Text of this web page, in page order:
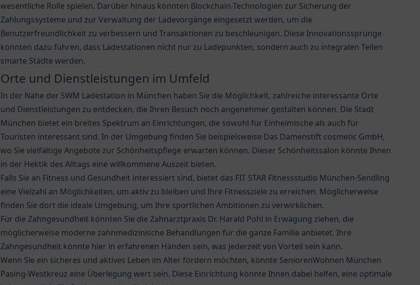
wesentliche Rolle spielen. Darüber hinaus könnten Blockchain-Technologien zur Sicherung der
Zahlungssysteme und zur Verwaltung der Ladevorgänge eingesetzt werden, um die
Benutzerfreundlichkeit zu verbessern und Transaktionen zu beschleunigen. Diese Innovationssprünge
könnten dazu führen, dass Ladestationen nicht nur zu Ladepunkten, sondern auch zu integralen Teilen
smarte Städte werden.
Orte und Dienstleistungen im Umfeld
In der Nähe der SWM Ladestation in München haben Sie die Möglichkeit, zahlreiche interessante Orte
und Dienstleistungen zu entdecken, die Ihren Besuch noch angenehmer gestalten können. Die Stadt
München bietet ein breites Spektrum an Einrichtungen, die sowohl für Einheimische als auch für
Touristen interessant sind. In der Umgebung finden Sie beispielsweise Das Damenstift cosmetic GmbH,
wo Sie vielfältige Angebote zur Schönheitspflege erwarten können. Dieser Schönheitssalon könnte Ihnen
in der Hektik des Alltags eine willkommene Auszeit bieten.
Falls Sie an Fitness und Gesundheit interessiert sind, bietet das FIT STAR Fitnessstudio München-Sendling
eine Vielzahl an Möglichkeiten, um aktiv zu bleiben und Ihre Fitnessziele zu erreichen. Möglicherweise
finden Sie dort die ideale Umgebung, um Ihre sportlichen Ambitionen zu verwirklichen.
Für die Zahngesundheit könnten Sie die Zahnarztpraxis Dr. Harald Pohl in Erwägung ziehen, die
möglicherweise moderne zahnmedizinische Behandlungen für die ganze Familie anbietet. Ihre
Zahngesundheit könnte hier in erfahrenen Händen sein, was jederzeit von Vorteil sein kann.
Wenn Sie ein sicheres und aktives Leben im Alter fördern möchten, könnte SeniorenWohnen München
Pasing-Westkreuz eine Überlegung wert sein. Diese Einrichtung könnte Ihnen dabei helfen, eine optimale